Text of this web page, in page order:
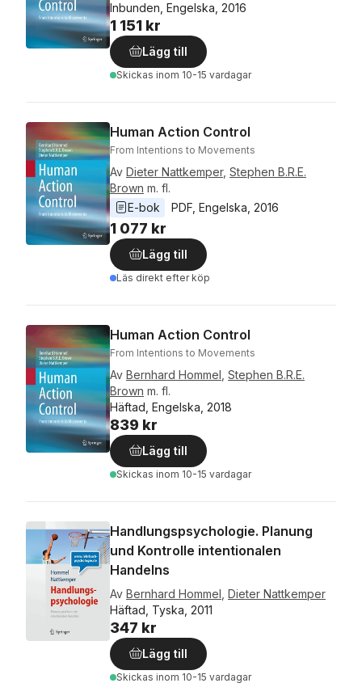
Inbunden, Engelska, 2016
1 151 kr
Lägg till
Skickas inom 10-15 vardagar
Human Action Control
From Intentions to Movements
Av Dieter Nattkemper, Stephen B.R.E.
Brown m. fl.
E-bok
PDF Engelska 2016
1 077 kr
Lägg till
Läs direkt efter köp
Human Action Control
From Intentions to Movements
Av Bernhard Hommel Stephen B.R.E.
Brown m. fl.
Häftad, Engelska, 2018
839 kr
Lägg till
Skickas inom 10-15 vardagar
Handlungspsychologie. Planung
und Kontrolle intentionalen
Handelns
Av Bernhard Hommel Dieter Nattkemper
Häftad, Tyska, 2011
347 kr
Lägg till
Skickas inom 10-15 vardagar